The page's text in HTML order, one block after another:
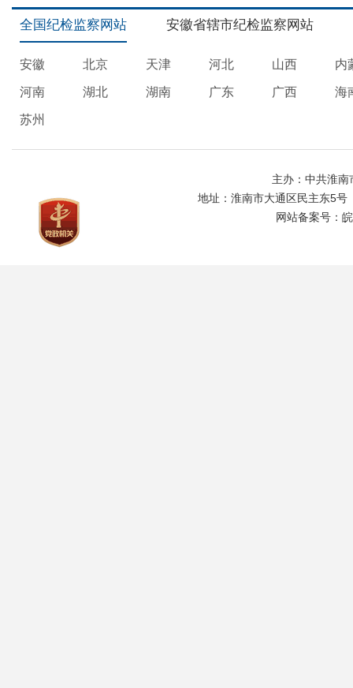
全国纪检监察网站 安徽省辖市纪检监察网站
安徽 北京 天津 河北 山西 内
河南 湖北 湖南 广东 广西 海
苏州
主办：中共淮
地址：淮南市大通区民主东5号
网站备案号：